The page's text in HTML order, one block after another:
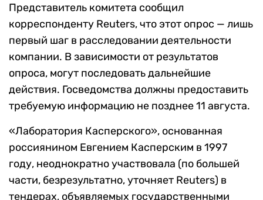
Представитель комитета сообщил
корреспонденту Reuters, что этот опрос — лишь
первый шаг в расследовании деятельности
компании. В зависимости от результатов
опроса, могут последовать дальнейшие
действия. Госведомства должны предоставить
требуемую информацию не позднее 11 августа.
«Лаборатория Касперского», основанная
россиянином Евгением Касперским в 1997
году, неоднократно участвовала (по большей
части, безрезультатно, уточняет Reuters) в
тендерах, объявляемых государственными